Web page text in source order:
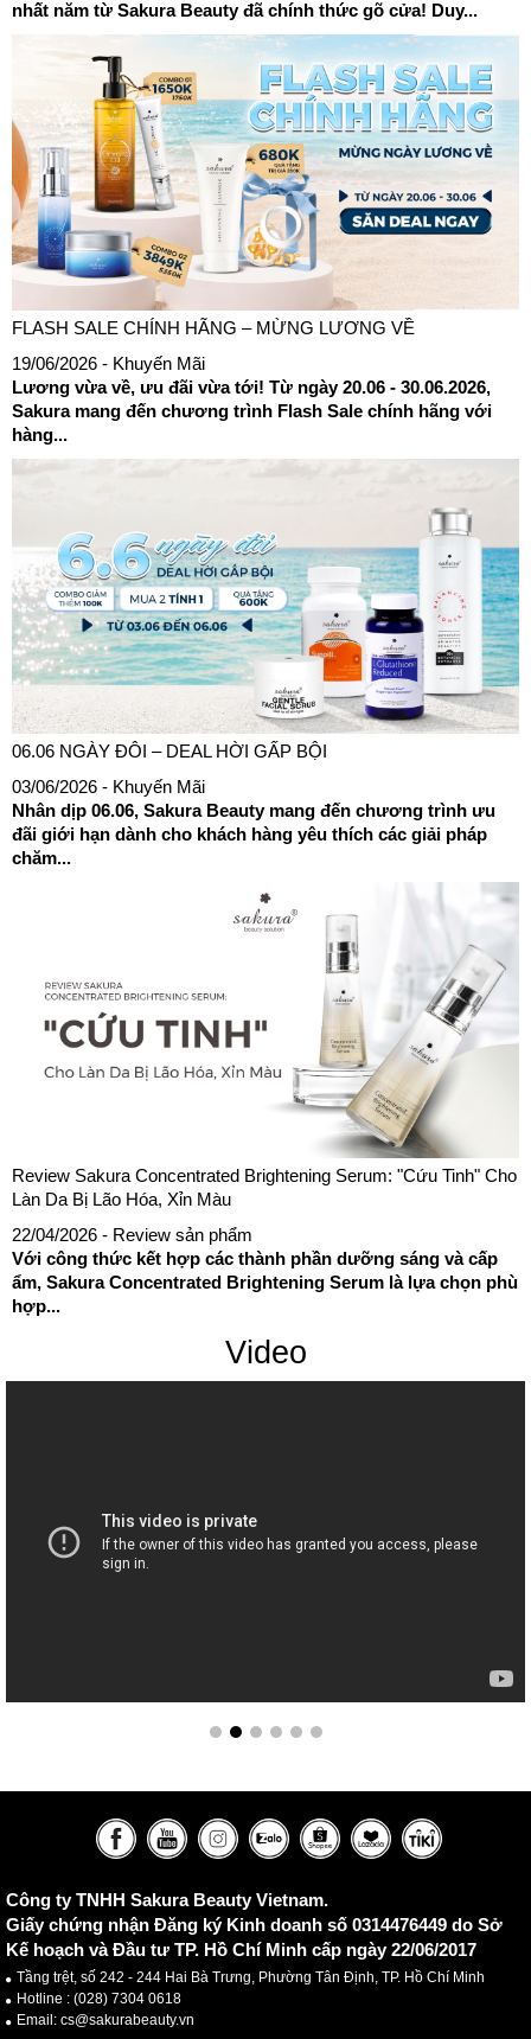
nhất năm từ Sakura Beauty đã chính thức gõ cửa! Duy...
FLASH SALE CHÍNH HÃNG – MỪNG LƯƠNG VỀ
19/06/2026 - Khuyến Mãi
Lương vừa về, ưu đãi vừa tới! Từ ngày 20.06 - 30.06.2026,
Sakura mang đến chương trình Flash Sale chính hãng với
hàng...
06.06 NGÀY ĐÔI – DEAL HỜI GẤP BỘI
03/06/2026 - Khuyến Mãi
Nhân dịp 06.06, Sakura Beauty mang đến chương trình ưu
đãi giới hạn dành cho khách hàng yêu thích các giải pháp
chăm...
Review Sakura Concentrated Brightening Serum: "Cứu Tinh" Cho
Làn Da Bị Lão Hóa, Xỉn Màu
22/04/2026 - Review sản phẩm
Với công thức kết hợp các thành phần dưỡng sáng và cấp
ẩm, Sakura Concentrated Brightening Serum là lựa chọn phù
hợp...
Video
Công ty TNHH Sakura Beauty Vietnam.
Giấy chứng nhận Đăng ký Kinh doanh số 0314476449 do Sở
Kế hoạch và Đầu tư TP. Hồ Chí Minh cấp ngày 22/06/2017
Tầng trệt, số 242 - 244 Hai Bà Trưng, Phường Tân Định, TP. Hồ Chí Minh
Hotline : (028) 7304 0618
Email: cs@sakurabeauty.vn